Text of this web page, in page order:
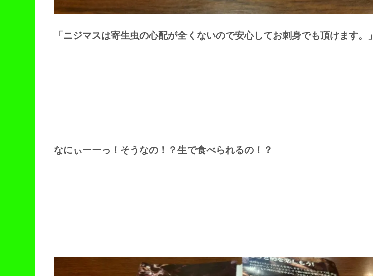
「ニジマスは寄生虫の心配が全くないので安心してお刺身でも頂けます。」
なにぃーーっ！そうなの！？生で食べられるの！？